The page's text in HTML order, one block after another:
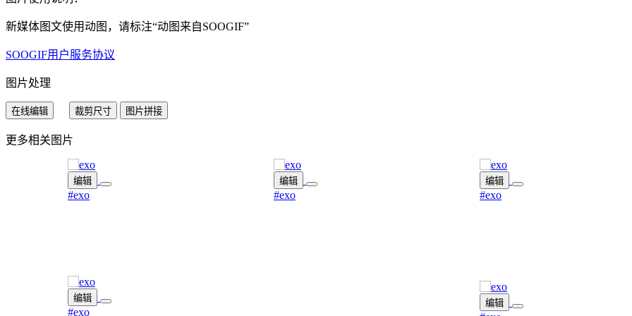
新媒体图文使用动图，请标注“动图来自SOOGIF”
SOOGIF用户服务协议
图片处理
在线编辑 裁剪尺寸 图片拼接
更多相关图片
编辑
#exo
编辑
#exo
编辑
#exo
编辑
#exo
编辑